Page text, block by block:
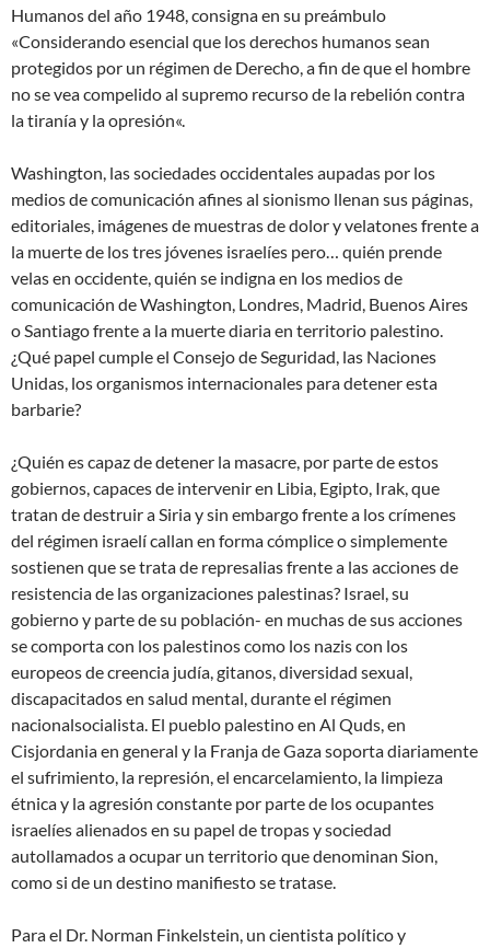
Humanos del año 1948, consigna en su preámbulo
«Considerando esencial que los derechos humanos sean
protegidos por un régimen de Derecho, a fin de que el hombre
no se vea compelido al supremo recurso de la rebelión contra
la tiranía y la opresión«.
Washington, las sociedades occidentales aupadas por los
medios de comunicación afines al sionismo llenan sus páginas,
editoriales, imágenes de muestras de dolor y velatones frente a
la muerte de los tres jóvenes israelíes pero… quién prende
velas en occidente, quién se indigna en los medios de
comunicación de Washington, Londres, Madrid, Buenos Aires
o Santiago frente a la muerte diaria en territorio palestino.
¿Qué papel cumple el Consejo de Seguridad, las Naciones
Unidas, los organismos internacionales para detener esta
barbarie?
¿Quién es capaz de detener la masacre, por parte de estos
gobiernos, capaces de intervenir en Libia, Egipto, Irak, que
tratan de destruir a Siria y sin embargo frente a los crímenes
del régimen israelí callan en forma cómplice o simplemente
sostienen que se trata de represalias frente a las acciones de
resistencia de las organizaciones palestinas? Israel, su
gobierno y parte de su población- en muchas de sus acciones
se comporta con los palestinos como los nazis con los
europeos de creencia judía, gitanos, diversidad sexual,
discapacitados en salud mental, durante el régimen
nacionalsocialista. El pueblo palestino en Al Quds, en
Cisjordania en general y la Franja de Gaza soporta diariamente
el sufrimiento, la represión, el encarcelamiento, la limpieza
étnica y la agresión constante por parte de los ocupantes
israelíes alienados en su papel de tropas y sociedad
autollamados a ocupar un territorio que denominan Sion,
como si de un destino manifiesto se tratase.
Para el Dr. Norman Finkelstein, un cientista político y